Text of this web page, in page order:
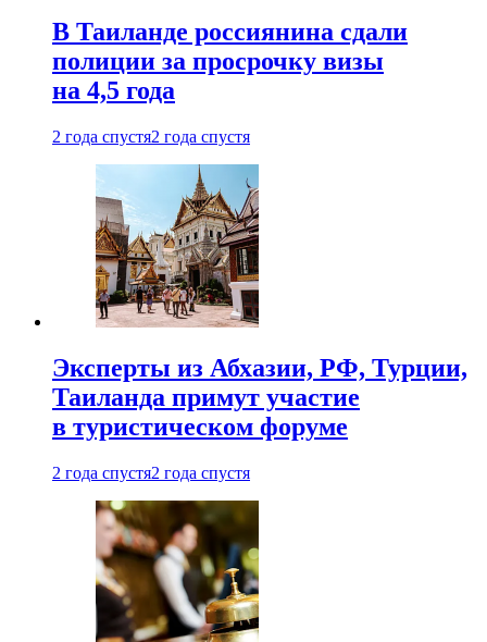
В Таиланде россиянина сдали
полиции за просрочку визы
на 4,5 года
2 года спустя2 года спустя
Эксперты из Абхазии, РФ, Турции,
Таиланда примут участие
в туристическом форуме
2 года спустя2 года спустя